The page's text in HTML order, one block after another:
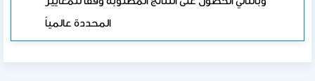
المحددة عالمياً